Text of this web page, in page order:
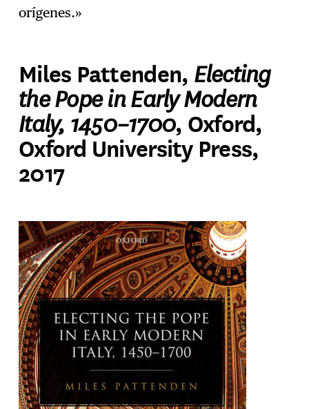
orígenes.»
Miles Pattenden, Electing
the Pope in Early Modern
Italy, 1450–1700, Oxford,
Oxford University Press,
2017